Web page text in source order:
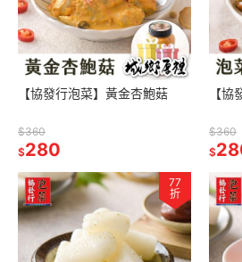
【協發行泡菜】黃金杏鮑菇
$360
$280
【
$360
$
77
折